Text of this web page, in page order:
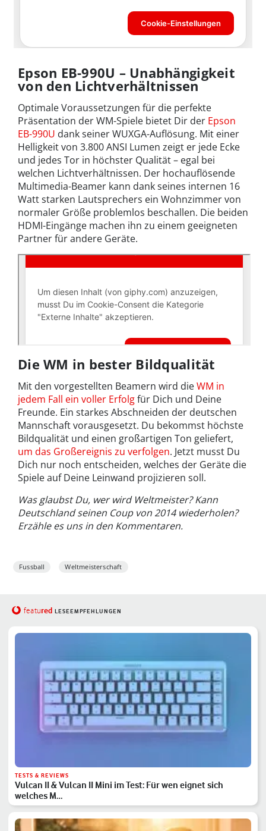
Epson EB-990U – Unabhängigkeit
von den Lichtverhältnissen
Optimale Voraussetzungen für die perfekte
Präsentation der WM-Spiele bietet Dir der Epson
EB-990U dank seiner WUXGA-Auflösung. Mit einer
Helligkeit von 3.800 ANSI Lumen zeigt er jede Ecke
und jedes Tor in höchster Qualität – egal bei
welchen Lichtverhältnissen. Der hochauflösende
Multimedia-Beamer kann dank seines internen 16
Watt starken Lautsprechers ein Wohnzimmer von
normaler Größe problemlos beschallen. Die beiden
HDMI-Eingänge machen ihn zu einem geeigneten
Partner für andere Geräte.
Die WM in bester Bildqualität
Mit den vorgestellten Beamern wird dieWM in
jedem Fall ein voller Erfolgfür Dich und Deine
Freunde. Ein starkes Abschneiden der deutschen
Mannschaft vorausgesetzt. Du bekommst höchste
Bildqualität und einen großartigen Ton geliefert,
um das Großereignis zu verfolgen. Jetzt musst Du
Dich nur noch entscheiden, welches der Geräte die
Spiele auf Deine Leinwand projizieren soll.
Was glaubst Du, wer wird Weltmeister? Kann
Deutschland seinen Coup von 2014 wiederholen?
Erzähle es uns in den Kommentaren.
Fussball Weltmeisterschaft
featured LESEEMPFEHLUNGEN
TESTS & REVIEWS
Vulcan II & Vulcan II Mini im Test: Für wen eignet sich
welches M…